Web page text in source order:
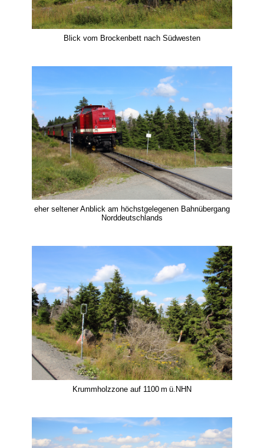
Blick vom Brockenbett nach Südwesten
eher seltener Anblick am höchstgelegenen Bahnübergang
Norddeutschlands
Krummholzzone auf 1100 m ü.NHN